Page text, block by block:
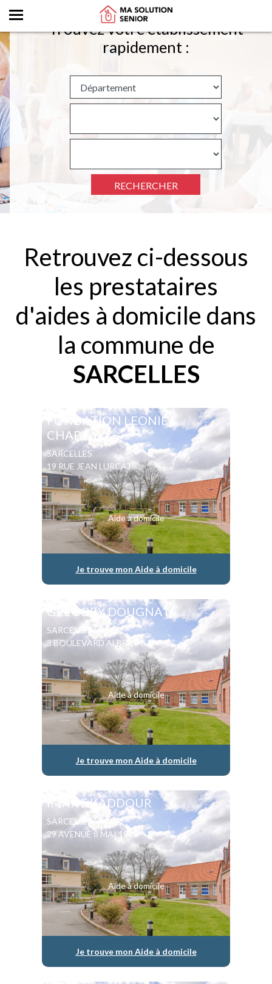
Trouvez votre établissement
rapidement :
RECHERCHER
Retrouvez ci-dessous
les prestataires
d'aides à domicile dans
la commune de
SARCELLES
FONDATION LEONIE
CHAPTAL
SARCELLES
19 RUE JEAN LURCAT
Aide à domicile
Je trouve mon Aide à domicile
GREGORY DOUGNAT
SARCELLES
3 BOULEVARD ALBERT CAMUS
Aide à domicile
Je trouve mon Aide à domicile
IMANE KADDOUR
SARCELLES
29 AVENUE 8 MAI 1945
Aide à domicile
Je trouve mon Aide à domicile